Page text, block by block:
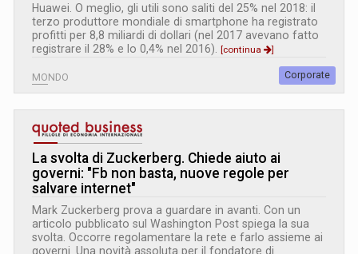
Huawei. O meglio, gli utili sono saliti del 25% nel 2018: il
terzo produttore mondiale di smartphone ha registrato
profitti per 8,8 miliardi di dollari (nel 2017 avevano fatto
registrare il 28% e lo 0,4% nel 2016).
[continua ]
MONDO Corporate
La svolta di Zuckerberg. Chiede aiuto ai
governi: "Fb non basta, nuove regole per
salvare internet"
Mark Zuckerberg prova a guardare in avanti. Con un
articolo pubblicato sul Washington Post spiega la sua
svolta. Occorre regolamentare la rete e farlo assieme ai
governi. Una novità assoluta per il fondatore di